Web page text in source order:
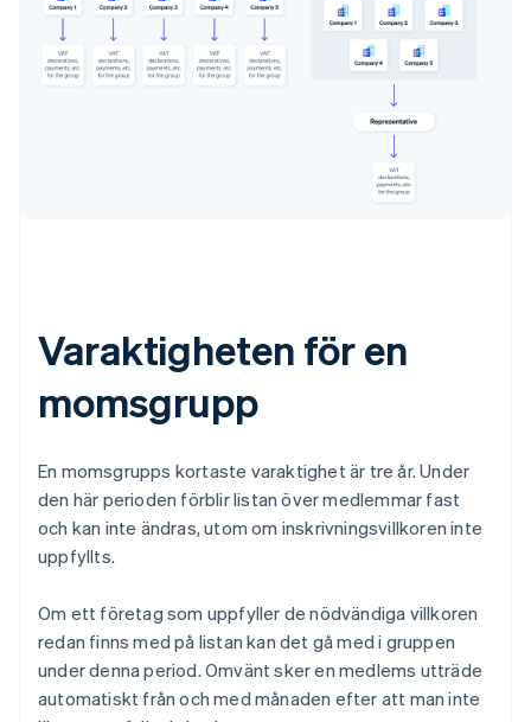
Varaktigheten för en
momsgrupp
En momsgrupps kortaste varaktighet är tre år. Under
den här perioden förblir listan över medlemmar fast
och kan inte ändras, utom om inskrivningsvillkoren inte
uppfyllts.
Om ett företag som uppfyller de nödvändiga villkoren
redan finns med på listan kan det gå med i gruppen
under denna period. Omvänt sker en medlems utträde
automatiskt från och med månaden efter att man inte